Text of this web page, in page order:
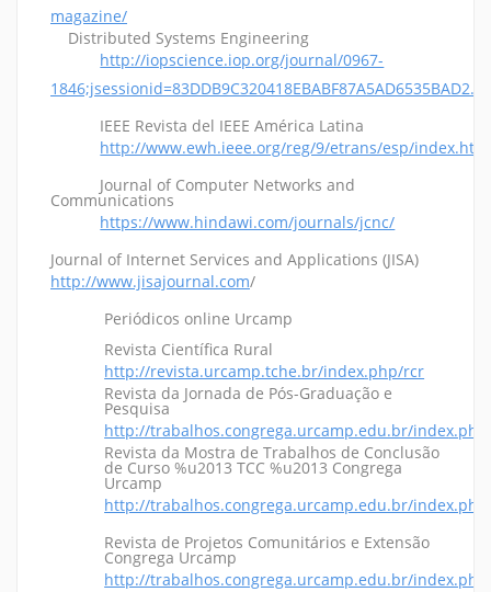
magazine/
Distributed Systems Engineering
http://iopscience.iop.org/journal/0967-
1846;jsessionid=83DDB9C320418EBABF87A5AD6535BAD2.c4
IEEE Revista del IEEE América Latina
http://www.ewh.ieee.org/reg/9/etrans/esp/
Journal of Computer Networks and
Communications
https://www.hindawi.com/journals/jcnc/
Journal of Internet Services and Applications (JISA)
http://www.jisajournal.com/
Periódicos online Urcamp
Revista Científica Rural
http://revista.urcamp.tche.br/index.php/rcr
Revista da Jornada de Pós-Graduação e
Pesquisa
http://trabalhos.congrega.urcamp.edu.br/
Revista da Mostra de Trabalhos de Conclusão
de Curso %u2013 TCC %u2013 Congrega
Urcamp
http://trabalhos.congrega.urcamp.edu.br/
Revista de Projetos Comunitários e Extensão
Congrega Urcamp
http://trabalhos.congrega.urcamp.edu.br/